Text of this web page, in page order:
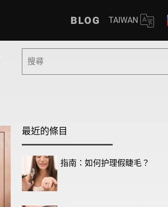
BLOG TAIWAN
最近的條目
指南：如何护理假睫毛？